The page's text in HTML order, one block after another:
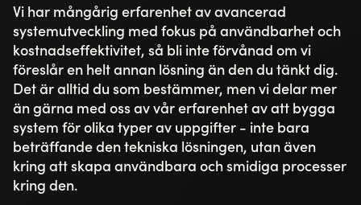
Vi har mångårig erfarenhet av avancerad
systemutveckling med fokus på användbarhet och
kostnadseffektivitet, så bli inte förvånad om vi
föreslår en helt annan lösning än den du tänkt dig.
Det är alltid du som bestämmer, men vi delar mer
än gärna med oss av vår erfarenhet av att bygga
system för olika typer av uppgifter - inte bara
beträffande den tekniska lösningen, utan även
kring att skapa användbara och smidiga processer
kring den.